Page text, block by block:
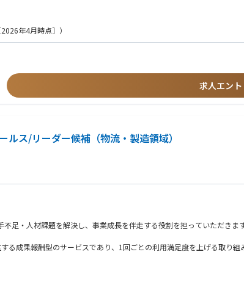
のため、組織づくりの醍醐味をダイレクトに味わえます。実績次第
継続のためのリレーション構築
企業のいずれかを担当
中心とした企業群
種への導入）
業のいずれかを担当
中心とした企業群
種への導入）
のいずれかを担当
新規industry開拓の可能性もあり）
てきたご経験
広告業界/金融業界などの無形商材
持って取り組んでいただける方
ことができる方
年4月時点］）
求人エント
ルス/リーダー候補（物流・製造領域）
足・人材課題を解決し、事業成長を伴走する役割を担っていただきます
る成果報酬型のサービスであり、1回ごとの利用満足度を上げる取り
例：新橋店で導入しているクライアントに、上野店での導入を推進）
る利用の拡大のチャンスを狙っていきます。